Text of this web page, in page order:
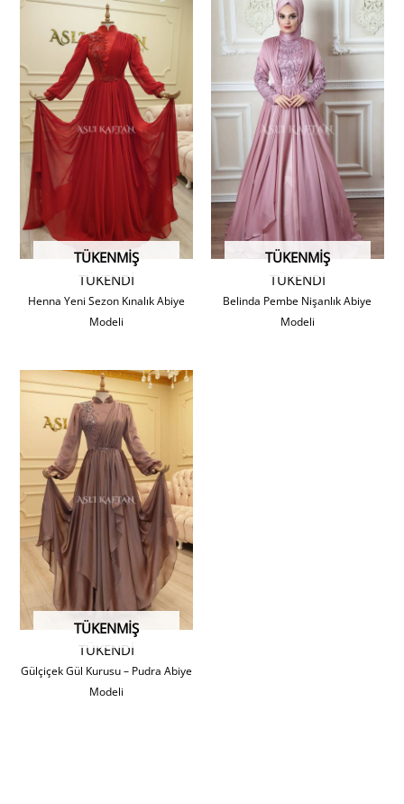
TÜKENDİ
TÜKENMIŞ
Henna Yeni Sezon Kınalık Abiye
Modeli
TÜKENDİ
TÜKENMIŞ
Belinda Pembe Nişanlık Abiye
Modeli
TÜKENDİ
TÜKENMIŞ
Gülçiçek Gül Kurusu – Pudra Abiye
Modeli